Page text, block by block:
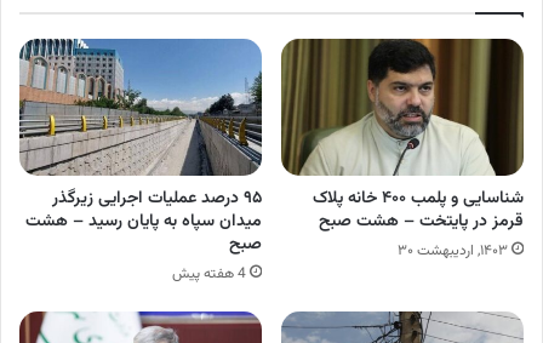
شناسایی و پلمب ۴۰۰ خانه پلاک
قرمز در پایتخت – هشت صبح
۱۴۰۳, اردیبهشت ۳۰
۹۵ درصد عملیات اجرایی زیرگذر
میدان سپاه به پایان رسید – هشت
صبح
4 هفته پیش